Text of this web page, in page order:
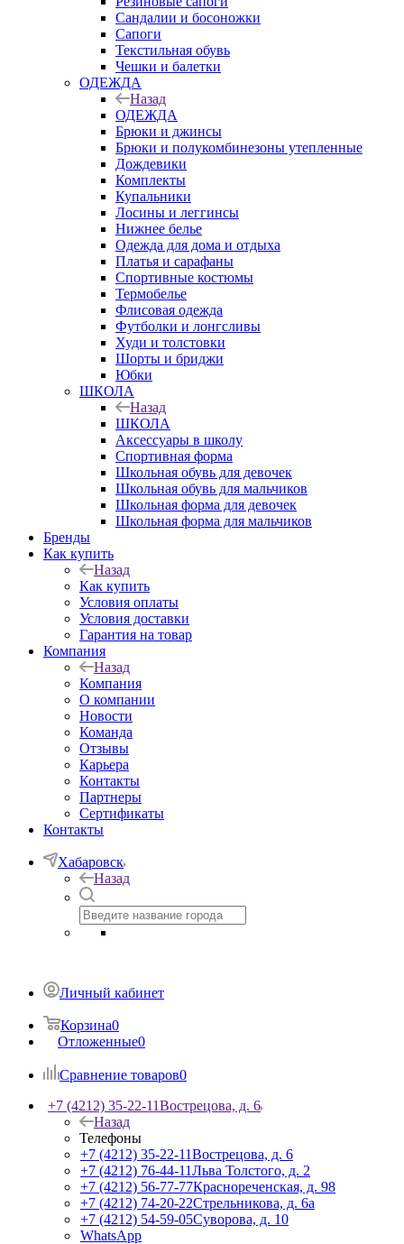
Сандалии и босоножки
Сапоги
Текстильная обувь
Чешки и балетки
ОДЕЖДА
Назад
ОДЕЖДА
Брюки и джинсы
Брюки и полукомбинезоны утепленные
Дождевики
Комплекты
Купальники
Лосины и леггинсы
Нижнее белье
Одежда для дома и отдыха
Платья и сарафаны
Спортивные костюмы
Термобелье
Флисовая одежда
Футболки и лонгсливы
Худи и толстовки
Шорты и бриджи
Юбки
ШКОЛА
Назад
ШКОЛА
Аксессуары в школу
Спортивная форма
Школьная обувь для девочек
Школьная обувь для мальчиков
Школьная форма для девочек
Школьная форма для мальчиков
Бренды
Как купить
Назад
Как купить
Условия оплаты
Условия доставки
Гарантия на товар
Компания
Назад
Компания
О компании
Новости
Команда
Отзывы
Карьера
Контакты
Партнеры
Сертификаты
Контакты
Хабаровск
Назад
Личный кабинет
Корзина0
Отложенные0
Сравнение товаров0
+7 (4212) 35-22-11Вострецова, д. 6
Назад
Телефоны
+7 (4212) 35-22-11Вострецова, д. 6
+7 (4212) 76-44-11Льва Толстого, д. 2
+7 (4212) 56-77-77Краснореченская, д. 98
+7 (4212) 74-20-22Стрельникова, д. 6а
+7 (4212) 54-59-05Суворова, д. 10
WhatsApp